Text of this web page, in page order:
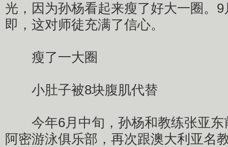
光，因为孙杨看起来瘦了好大一圈。
即，这对师徒充满了信心。
瘦了一大圈
小肚子被8块腹肌代替
今年6月中旬，孙杨和教练张亚东
阿密游泳俱乐部，再次跟澳大利亚名